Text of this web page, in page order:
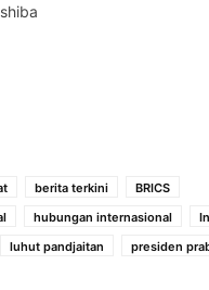
berita terkini
BRICS
hubungan internasional
luhut pandjaitan presiden